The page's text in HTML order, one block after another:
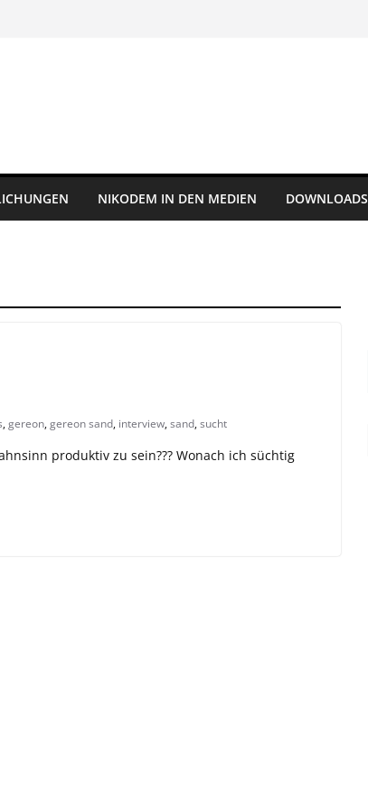
NIKODEM IN DEN MEDIEN DOWNLOADS
,gereon,gereon sand, interview,sand,sucht
produktiv zu sein??? Wonach ich süchtig